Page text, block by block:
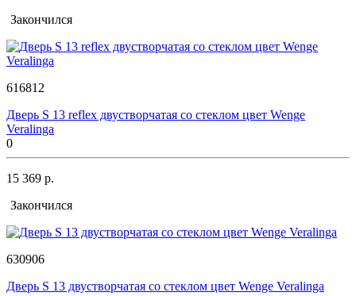
Закончился
616812
Дверь S 13 reflex двустворчатая со стеклом цвет Wenge
Veralinga
0
15 369 р.
Закончился
630906
Дверь S 13 двустворчатая со стеклом цвет Wenge Veralinga